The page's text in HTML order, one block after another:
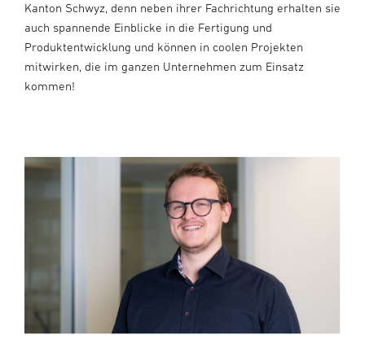
Kanton Schwyz, denn neben ihrer Fachrichtung erhalten sie
auch spannende Einblicke in die Fertigung und
Produktentwicklung und können in coolen Projekten
mitwirken, die im ganzen Unternehmen zum Einsatz
kommen!